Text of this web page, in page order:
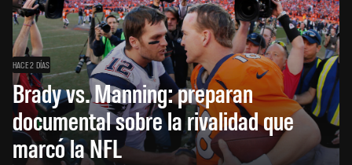
HACE 2 DÍAS
Brady vs. Manning: preparan
documental sobre la rivalidad que
marcó la NFL